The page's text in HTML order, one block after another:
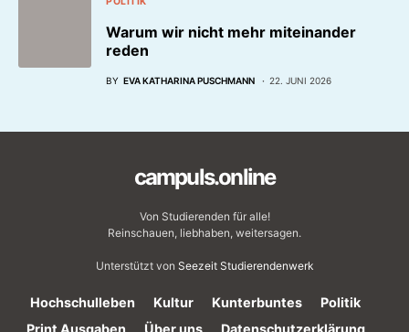
Warum wir nicht mehr miteinander
reden
BY EVA KATHARINA PUSCHMANN 22. JUNI 2026
campuls.online
Von Studierenden für alle!
Reinschauen, liebhaben, weitersagen.
Unterstützt von Seezeit Studierendenwerk
Hochschulleben Kultur Kunterbuntes
Politik